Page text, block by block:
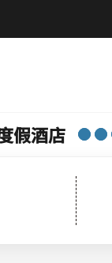
假酒店